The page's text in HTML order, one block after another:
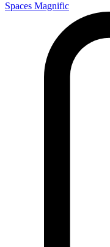
Spaces Magnific